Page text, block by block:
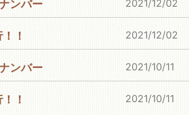
ンバー 2021/12/02
！ 2021/12/02
ンバー 2021/10/11
！ 2021/10/11